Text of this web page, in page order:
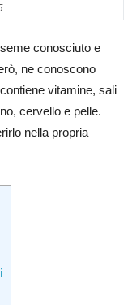
conosciuto e
ne conoscono
vitamine, sali
cervello e pelle.
nella propria